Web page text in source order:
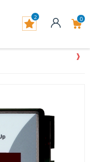
0
2